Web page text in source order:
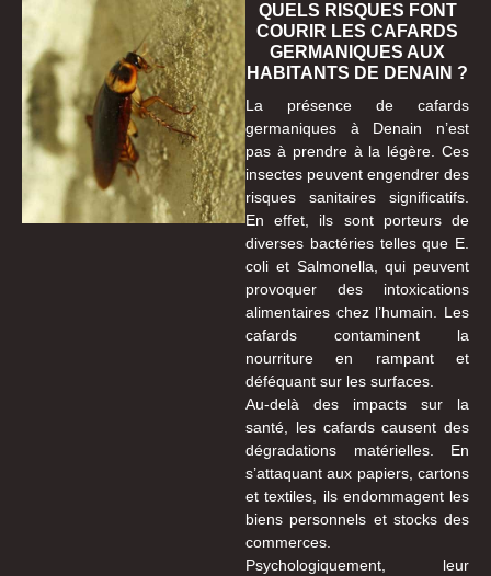
QUELS RISQUES FONT
COURIR LES CAFARDS
GERMANIQUES AUX
HABITANTS DE DENAIN ?
La présence de cafards
germaniques à Denain n’est
pas à prendre à la légère. Ces
insectes peuvent engendrer des
risques sanitaires significatifs.
En effet, ils sont porteurs de
diverses bactéries telles que E.
coli et Salmonella, qui peuvent
provoquer des intoxications
alimentaires chez l’humain. Les
cafards contaminent la
nourriture en rampant et
déféquant sur les surfaces.
Au-delà des impacts sur la
santé, les cafards causent des
dégradations matérielles. En
s’attaquant aux papiers, cartons
et textiles, ils endommagent les
biens personnels et stocks des
commerces.
Psychologiquement, leur